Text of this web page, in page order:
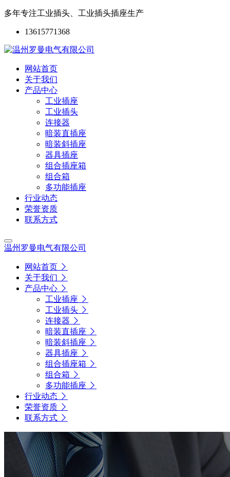
多年专注工业插头、工业插头插座生产
13615771368
网站首页
关于我们
产品中心
工业插座
工业插头
连接器
暗装直插座
暗装斜插座
器具插座
组合插座箱
组合箱
多功能插座
行业动态
荣誉资质
联系方式
温州罗曼电气有限公司
网站首页
关于我们
产品中心
工业插座
工业插头
连接器
暗装直插座
暗装斜插座
器具插座
组合插座箱
组合箱
多功能插座
行业动态
荣誉资质
联系方式